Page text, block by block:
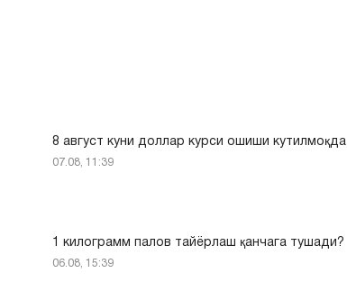
8 август куни доллар курси ошиши кутилмоқда
07.08, 11:39
1 килограмм палов тайёрлаш қанчага тушади?
06.08, 15:39